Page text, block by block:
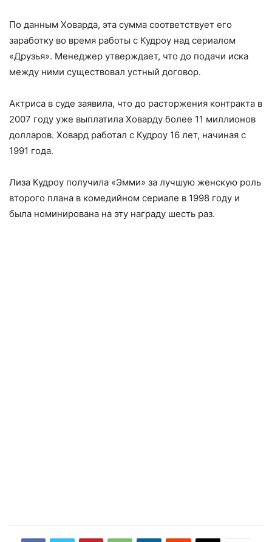
По данным Ховарда, эта сумма соответствует его
заработку во время работы с Кудроу над сериалом
«Друзья». Менеджер утверждает, что до подачи иска
между ними существовал устный договор.
Актриса в суде заявила, что до расторжения контракта в
2007 году уже выплатила Ховарду более 11 миллионов
долларов. Ховард работал с Кудроу 16 лет, начиная с
1991 года.
Лиза Кудроу получила «Эмми» за лучшую женскую роль
второго плана в комедийном сериале в 1998 году и
была номинирована на эту награду шесть раз.